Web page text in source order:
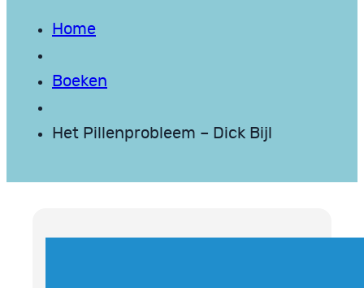
Home
Boeken
Het Pillenprobleem – Dick Bijl